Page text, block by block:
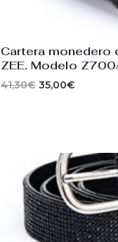
Cartera monedero
ZEE. Modelo
41,30€ 35,00€
precio
original
era:
21,20€.
El
precio
actual
es:
18,00€.